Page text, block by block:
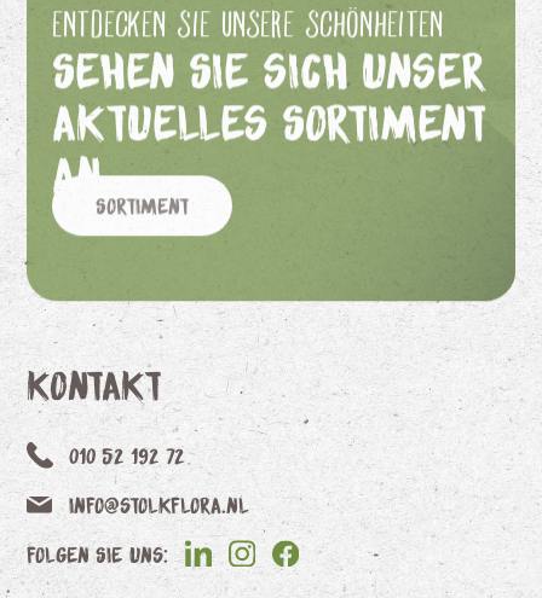
Entdecken Sie unsere Schönheiten
Sehen Sie sich unser
aktuelles Sortiment
an
Sortiment
Kontakt
010 52 192 72
info@stolkflora.nl
Folgen Sie uns: